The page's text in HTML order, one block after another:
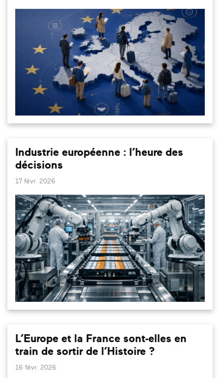
Industrie européenne : l’heure des
décisions
17 févr. 2026
L’Europe et la France sont-elles en
train de sortir de l’Histoire ?
16 févr. 2026